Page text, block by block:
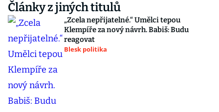
Články z jiných titulů
„Zcela nepřijatelné.“ Umělci tepou
Klempíře za nový návrh. Babiš: Budu
reagovat
Blesk politika